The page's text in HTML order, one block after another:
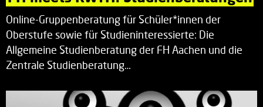
Online-Gruppenberatung für Schüler*innen der
Oberstufe sowie für Studieninteressierte: Die
Allgemeine Studienberatung der FH Aachen und die
Zentrale Studienberatung…